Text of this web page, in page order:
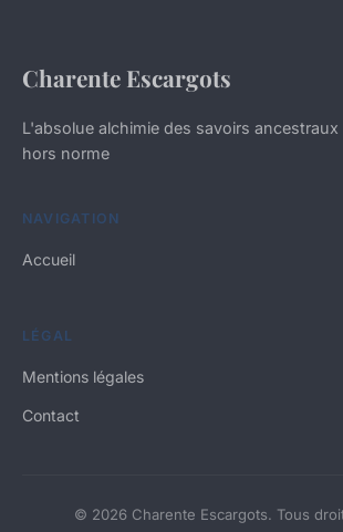
Charente Escargots
L'absolue alchimie des savoirs
hors norme
NAVIGATION
Accueil
LÉGAL
Mentions légales
Contact
© 2026 Charente Escargots. Tous